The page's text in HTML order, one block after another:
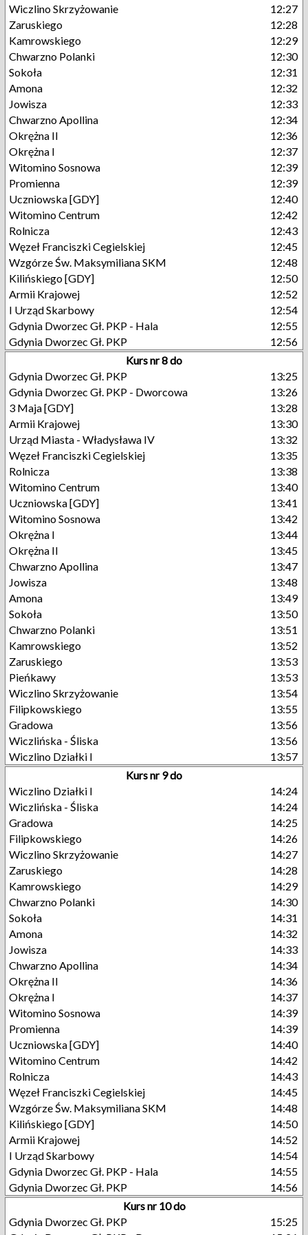
Wiczlino Skrzyżowanie
12:27
Zaruskiego
12:28
Kamrowskiego
12:29
Chwarzno Polanki
12:30
Sokoła
12:31
Amona
12:32
Jowisza
12:33
Chwarzno Apollina
12:34
Okrężna II
12:36
Okrężna I
12:37
Witomino Sosnowa
12:39
Promienna
12:39
Uczniowska [GDY]
12:40
Witomino Centrum
12:42
Rolnicza
12:43
Węzeł Franciszki Cegielskiej
12:45
Wzgórze Św. Maksymiliana SKM
12:48
Kilińskiego [GDY]
12:50
Armii Krajowej
12:52
I Urząd Skarbowy
12:54
Gdynia Dworzec Gł. PKP - Hala
12:55
Gdynia Dworzec Gł. PKP
12:56
Kurs nr 8 do
Gdynia Dworzec Gł. PKP
13:25
Gdynia Dworzec Gł. PKP - Dworcowa
13:26
3 Maja [GDY]
13:28
Armii Krajowej
13:30
Urząd Miasta - Władysława IV
13:32
Węzeł Franciszki Cegielskiej
13:35
Rolnicza
13:38
Witomino Centrum
13:40
Uczniowska [GDY]
13:41
Witomino Sosnowa
13:42
Okrężna I
13:44
Okrężna II
13:45
Chwarzno Apollina
13:47
Jowisza
13:48
Amona
13:49
Sokoła
13:50
Chwarzno Polanki
13:51
Kamrowskiego
13:52
Zaruskiego
13:53
Pieńkawy
13:53
Wiczlino Skrzyżowanie
13:54
Filipkowskiego
13:55
Gradowa
13:56
Wiczlińska - Śliska
13:56
Wiczlino Działki I
13:57
Kurs nr 9 do
Wiczlino Działki I
14:24
Wiczlińska - Śliska
14:24
Gradowa
14:25
Filipkowskiego
14:26
Wiczlino Skrzyżowanie
14:27
Zaruskiego
14:28
Kamrowskiego
14:29
Chwarzno Polanki
14:30
Sokoła
14:31
Amona
14:32
Jowisza
14:33
Chwarzno Apollina
14:34
Okrężna II
14:36
Okrężna I
14:37
Witomino Sosnowa
14:39
Promienna
14:39
Uczniowska [GDY]
14:40
Witomino Centrum
14:42
Rolnicza
14:43
Węzeł Franciszki Cegielskiej
14:45
Wzgórze Św. Maksymiliana SKM
14:48
Kilińskiego [GDY]
14:50
Armii Krajowej
14:52
I Urząd Skarbowy
14:54
Gdynia Dworzec Gł. PKP - Hala
14:55
Gdynia Dworzec Gł. PKP
14:56
Kurs nr 10 do
Gdynia Dworzec Gł. PKP
15:25